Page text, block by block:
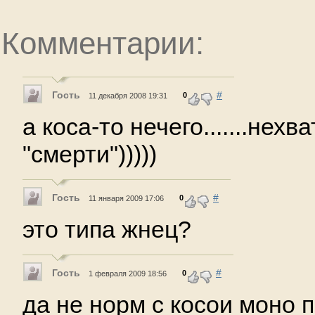
Комментарии:
Гость 11 декабря 2008 19:31 0 #
а коса-то
"смерти")))))
Гость 11 января 2009 17:06 0 #
это типа жнец?
Гость 1 февраля 2009 18:56 0 #
да не норм с косои моно